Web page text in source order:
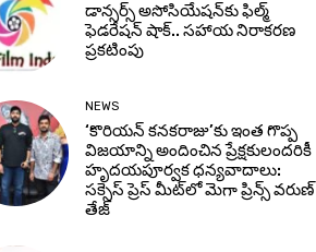
డాన్సర్స్ అసోసియేషన్‌కు ఫిల్మ్
ఫెడరేషన్ షాక్.. సహాయ నిరాకరణ
ప్రకటింపు
NEWS
‘కొరియన్ కనకరాజు’కు ఇంత గొప్ప
విజయాన్ని అందించిన ప్రేక్షకులందరికీ
హృదయపూర్వక ధన్యవాదాలు:
సక్సెస్ ప్రెస్ మీట్‌లో మెగా ప్రిన్స్ వరుణ్
తేజ్